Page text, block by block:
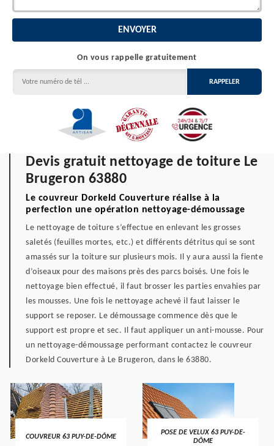
On vous rappelle gratuitement
Devis gratuit nettoyage de toiture Le
Brugeron 63880
Le couvreur Dorkeld Couverture réalise à la
perfection une opération nettoyage-démoussage
Le nettoyage de toiture s’effectue en enlevant les grosses
saletés (feuilles mortes, etc.) et différents détritus qui se sont
amassés sur la toiture sur plusieurs mois. Il y aura aussi la fiente
d’oiseaux pour des maisons près des parcs boisés. Une fois le
nettoyage bien effectué, il faut brosser les parties envahies par
les mousses. Une fois le nettoyage achevé il faut laisser le
support se reposer. Le démoussage commence dès que le
support est propre et sec. Il faut appliquer un anti-mousse. Pour
un nettoyage-démoussage performant contactez le couvreur
Dorkeld Couverture à Le Brugeron, dans le 63880.
COUVREUR 63 PUY-DE-DÔME
POSE DE VELUX 63 PUY-DE-
DÔME